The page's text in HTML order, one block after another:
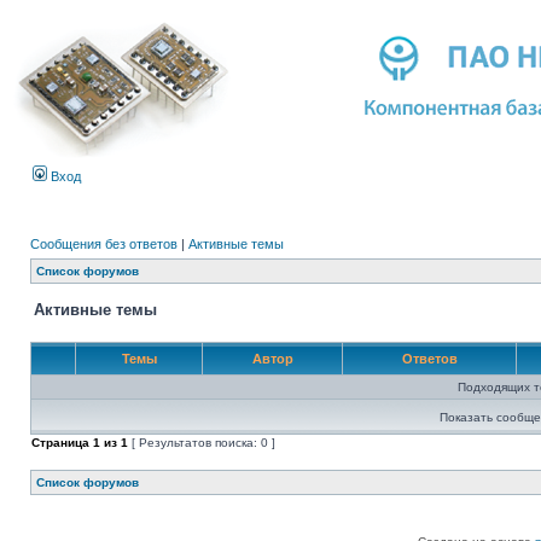
Вход
Сообщения без ответов | Активные темы
Список форумов
Активные темы
Темы Автор Ответов
Подходящих
Показать
Страница 1 из 1 [ Результатов поиска: 0 ]
Список форумов